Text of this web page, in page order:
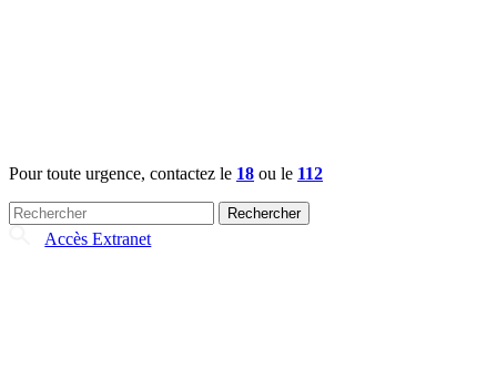
Pour toute urgence, contactez le 18 ou le 112
Rechercher :
Accès Extranet